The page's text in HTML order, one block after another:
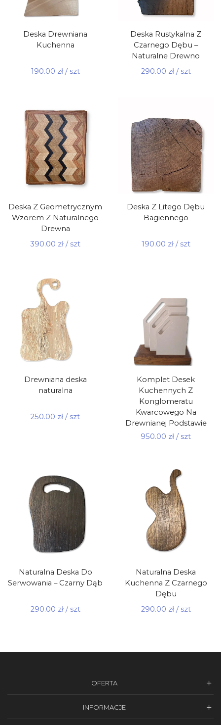
Deska Drewniana
Kuchenna
190.00 zł / szt
Deska Rustykalna Z
Czarnego Dębu –
Naturalne Drewno
290.00 zł / szt
Deska Z Geometrycznym
Wzorem Z Naturalnego
Drewna
390.00 zł / szt
Deska Z Litego Dębu
Bagiennego
190.00 zł / szt
Drewniana deska
naturalna
250.00 zł / szt
Komplet Desek
Kuchennych Z
Konglomeratu
Kwarcowego Na
Drewnianej Podstawie
950.00 zł / szt
Naturalna Deska Do
Serwowania – Czarny Dąb
290.00 zł / szt
Naturalna Deska
Kuchenna Z Czarnego
Dębu
290.00 zł / szt
OFERTA
INFORMACJE